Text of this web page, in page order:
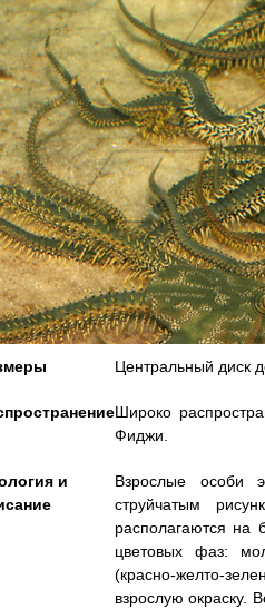
Центральный диск
Широко
Фиджи.
и
Взрослые особи
струйчатым
располагаются на
цветовых фаз:
(красно-желто-
взрослую окраску.